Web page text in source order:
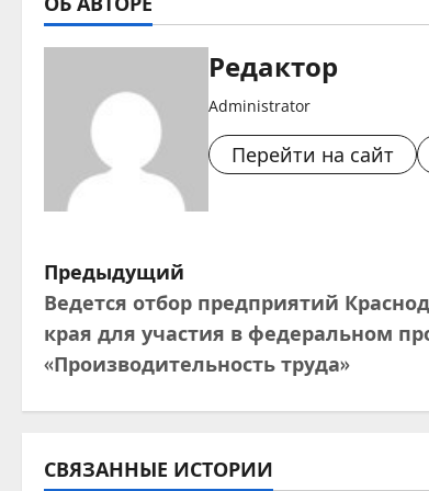
Редактор
Administrator
Перейти на сайт
Н
а
в
и
г
Предыдущий
Ведется отбор предприятий
края для участия в федеральном
«Производительность труда»
СВЯЗАННЫЕ ИСТОРИИ